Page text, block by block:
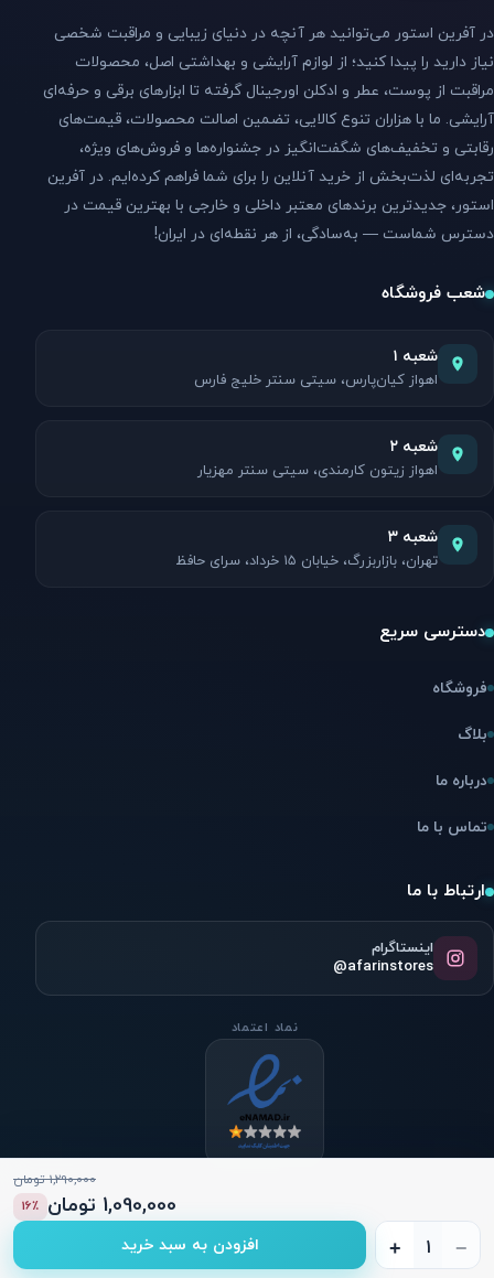
1,290,000 تومان
16٪
1,090,000 تومان
−
اسپلش
+ افزودن به سبد خرید
در آفرین استور می‌توانید هر آنچه در دنیای زیبایی و مراقبت شخصی
نیاز دارید را پیدا کنید؛ از لوازم آرایشی و بهداشتی اصل، محصولات
مراقبت از پوست، عطر و ادکلن اورجینال گرفته تا ابزارهای برقی و حرفه‌ای
آرایشی. ما با هزاران تنوع کالایی، تضمین اصالت محصولات، قیمت‌های
رقابتی و تخفیف‌های شگفت‌انگیز در جشنواره‌ها و فروش‌های ویژه،
تجربه‌ای لذت‌بخش از خرید آنلاین را برای شما فراهم کرده‌ایم. در آفرین
استور، جدیدترین برندهای معتبر داخلی و خارجی با بهترین قیمت در
دسترس شماست — به‌سادگی، از هر نقطه‌ای در ایران!
شعب فروشگاه
شعبه ۱
اهواز کیان‌پارس، سیتی سنتر خلیج فارس
شعبه ۲
اهواز زیتون کارمندی، سیتی سنتر مهزیار
شعبه ۳
تهران، بازاربزرگ، خیابان ۱۵ خرداد، سرای حافظ
دسترسی سریع
فروشگاه
بلاگ
درباره ما
تماس با ما
ارتباط با ما
اینستاگرام
@afarinstores
نماد اعتماد
تمامی حقوق محفوظ است.